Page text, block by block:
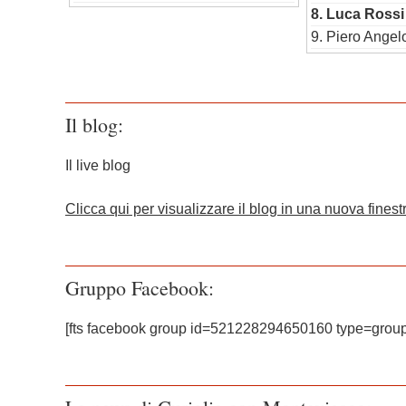
8. Luca Rossi
9. Piero
Il blog:
Il live blog
Clicca qui per visualizzare il blog in una nuova
Gruppo Facebook:
[fts facebook group id=521228294650160